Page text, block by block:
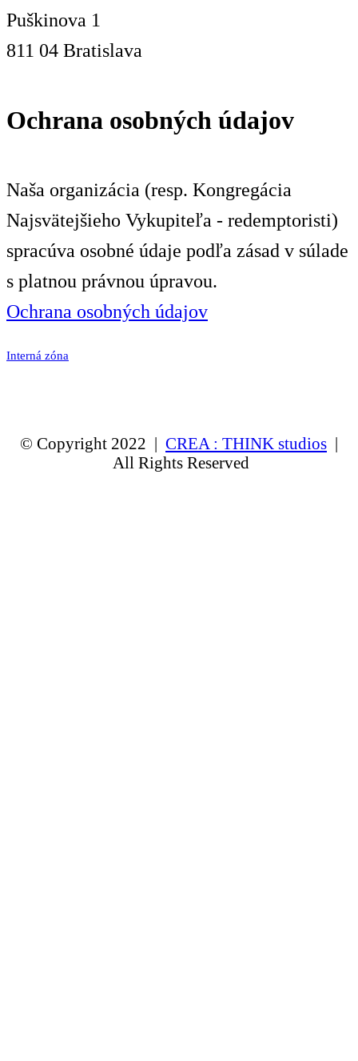
Puškinova 1
811 04 Bratislava
Ochrana osobných údajov
Naša organizácia (resp. Kongregácia
Najsvätejšieho Vykupiteľa - redemptoristi)
spracúva osobné údaje podľa zásad v súlade
s platnou právnou úpravou.
Ochrana osobných údajov
Interná zóna
© Copyright 2022 | CREA : THINK studios |
All Rights Reserved